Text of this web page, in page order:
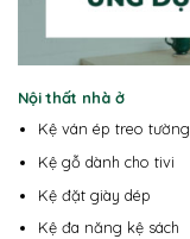
Nội thất nhà ở
Kệ ván ép treo tường
Kệ gỗ dành cho tivi
Kệ đặt giày dép
Kệ đa năng kệ sách